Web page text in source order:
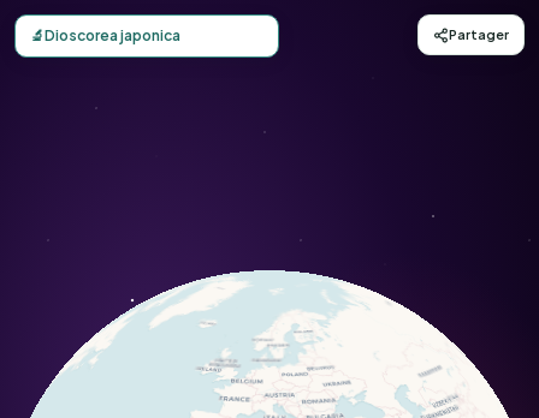
Carte d'observation du Dioscorea japonica (Dioscorea
🔬Dioscorea japonica Partager